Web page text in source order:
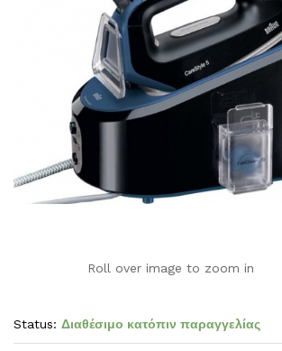
Roll over image to zoom in
Status: Διαθέσιμο κατόπιν παραγγελίας